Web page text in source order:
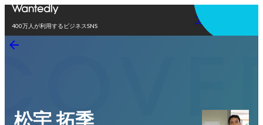
400万人が利用するビジネスSNS
アプリを使う